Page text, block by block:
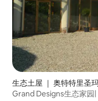
生态土屋 ｜ 奥特特里圣
Grand Designs生态家园